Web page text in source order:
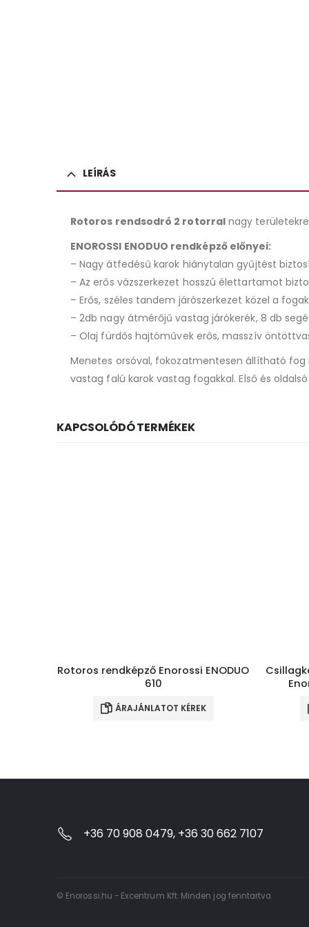
LEÍRÁS
Rotoros rendsodró 2 rotorralnagy
ENOROSSI ENODUO rendképző előnyei:
– Nagy átfedésű karok hiánytalan gyűjtést
– Az erős vázszerkezet hosszú élettartamot
– Erős, széles tandem járószerkezet közel a
– 2db nagy átmérőjű vastag járókerék, 8 db
– Olaj fürdős hajtóművek erős, masszív
Menetes orsóval, fokozatmentesen állítható fog
vastag falú karok vastag fogakkal. Első és
KAPCSOLÓDÓ TERMÉKEK
Rotoros rendképző Enorossi ENODUO
610
ÁRAJÁNLATOT KÉREK
+36 70 908 0479, +36 30 662 7107
© Enorossi.hu - Excentrum Kft. Minden jog fenntartva.